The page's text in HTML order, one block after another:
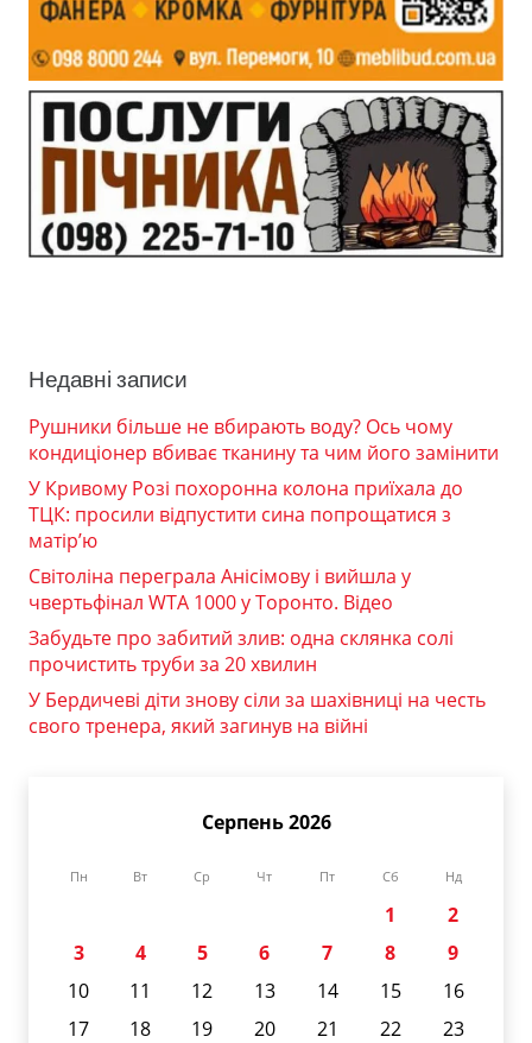
Недавні записи
Рушники більше не вбирають воду? Ось чому
кондиціонер вбиває тканину та чим його замінити
У Кривому Розі похоронна колона приїхала до
ТЦК: просили відпустити сина попрощатися з
матір’ю
Світоліна переграла Анісімову і вийшла у
чвертьфінал WTA 1000 у Торонто. Відео
Забудьте про забитий злив: одна склянка солі
прочистить труби за 20 хвилин
У Бердичеві діти знову сіли за шахівниці на честь
свого тренера, який загинув на війні
Серпень 2026
Пн Вт Ср Чт Пт Сб Нд
1
2
3
4 5 6 7 8
9
10
11 12 13 14 15
16
17
18 19 20 21 22
23